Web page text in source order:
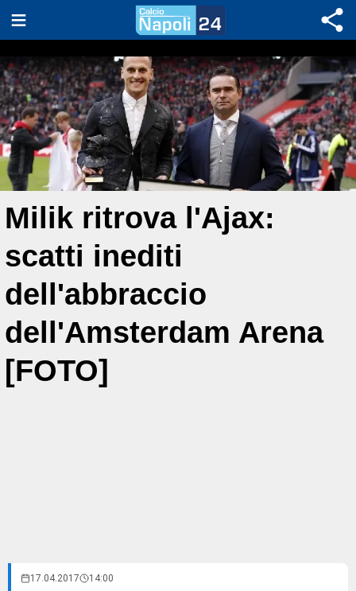
Milik ritrova l'Ajax:
scatti inediti
dell'abbraccio
dell'Amsterdam Arena
[FOTO]
17.04.2017 14:00